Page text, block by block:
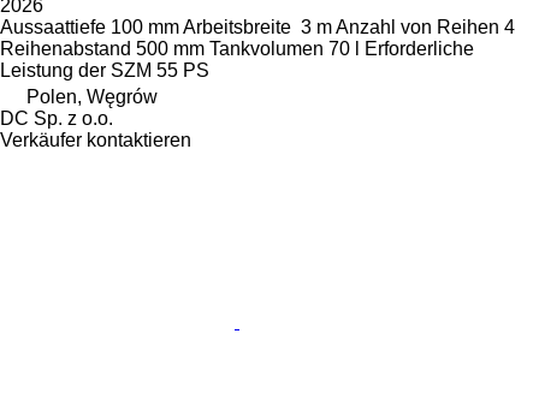
2026
Aussaattiefe 100 mmArbeitsbreite 3 mAnzahl von Reihen 4
Reihenabstand 500 mm Tankvolumen 70 l
Erforderliche
Leistung der SZM 55 PS
Polen, Węgrów
DC Sp. z o.o.
Verkäufer kontaktieren